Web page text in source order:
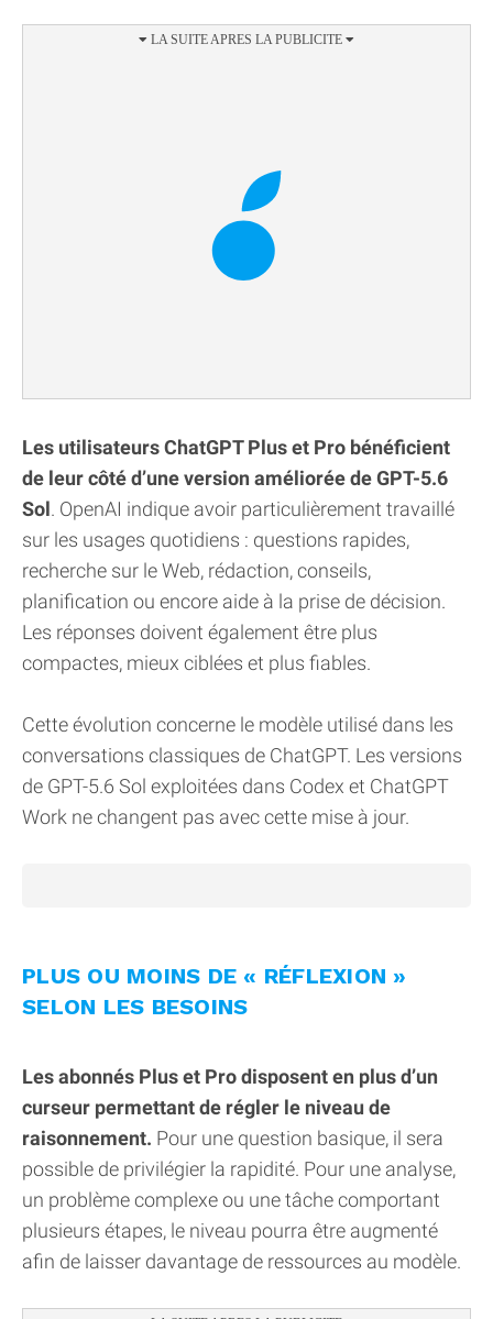
Les utilisateurs ChatGPT Plus et Pro bénéficient
de leur côté d’une version améliorée de GPT-5.6
Sol. OpenAI indique avoir particulièrement travaillé
sur les usages quotidiens : questions rapides,
recherche sur le Web, rédaction, conseils,
planification ou encore aide à la prise de décision.
Les réponses doivent également être plus
compactes, mieux ciblées et plus fiables.
Cette évolution concerne le modèle utilisé dans les
conversations classiques de ChatGPT. Les versions
de GPT-5.6 Sol exploitées dans Codex et ChatGPT
Work ne changent pas avec cette mise à jour.
PLUS OU MOINS DE « RÉFLEXION »
SELON LES BESOINS
Les abonnés Plus et Pro disposent en plus d’un
curseur permettant de régler le niveau de
raisonnement. Pour une question basique, il sera
possible de privilégier la rapidité. Pour une analyse,
un problème complexe ou une tâche comportant
plusieurs étapes, le niveau pourra être augmenté
afin de laisser davantage de ressources au modèle.